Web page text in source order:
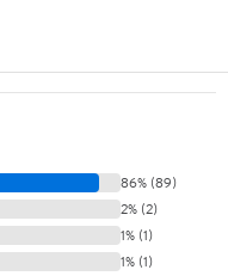
86% (89)
2% (2)
1% (1)
1% (1)